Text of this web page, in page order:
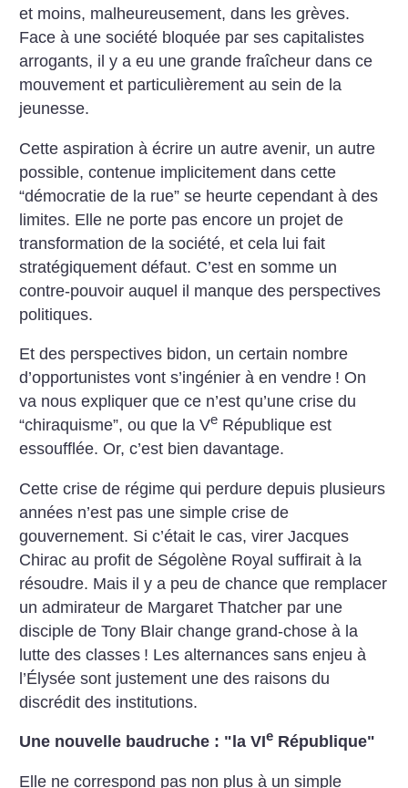
et moins, malheureusement, dans les grèves.
Face à une société bloquée par ses capitalistes
arrogants, il y a eu une grande fraîcheur dans ce
mouvement et particulièrement au sein de la
jeunesse.
Cette aspiration à écrire un autre avenir, un autre
possible, contenue implicitement dans cette
“démocratie de la rue” se heurte cependant à des
limites. Elle ne porte pas encore un projet de
transformation de la société, et cela lui fait
stratégiquement défaut. C’est en somme un
contre-pouvoir auquel il manque des perspectives
politiques.
Et des perspectives bidon, un certain nombre
d’opportunistes vont s’ingénier à en vendre ! On
va nous expliquer que ce n’est qu’une crise du
“chiraquisme”, ou que la Ve République est
essoufflée. Or, c’est bien davantage.
Cette crise de régime qui perdure depuis plusieurs
années n’est pas une simple crise de
gouvernement. Si c’était le cas, virer Jacques
Chirac au profit de Ségolène Royal suffirait à la
résoudre. Mais il y a peu de chance que remplacer
un admirateur de Margaret Thatcher par une
disciple de Tony Blair change grand-chose à la
lutte des classes ! Les alternances sans enjeu à
l’Élysée sont justement une des raisons du
discrédit des institutions.
Une nouvelle baudruche : "la VIe République"
Elle ne correspond pas non plus à un simple